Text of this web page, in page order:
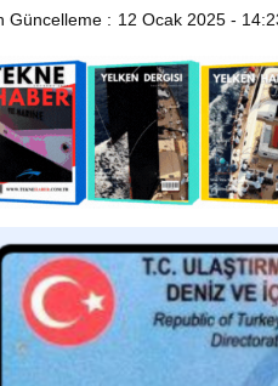
Güncelleme : 12 Ocak 2025 -